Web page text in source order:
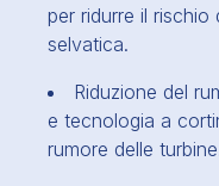
per ridurre il rischio
selvatica.
Riduzione del
e tecnologia a
rumore delle